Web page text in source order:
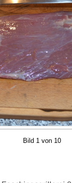
Bild 1 von 10